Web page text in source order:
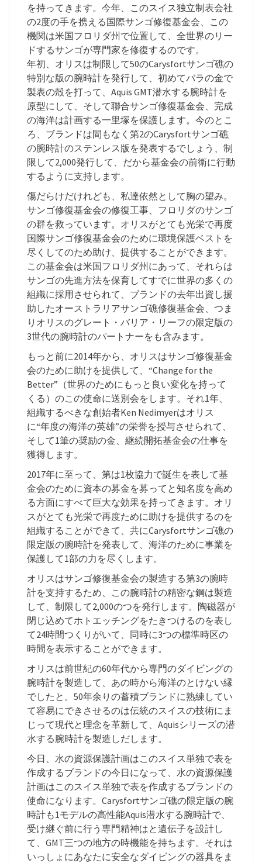
を持ってきます。今年、このスイス独立制表会社
の2度の手を携える国際サンゴ修復基金会、この
機関は米国フロリダ州で位置して、全世界のリー
ドするサンゴが専門家を修復するのです。
年初、オリスは制限して50のCarysfortサンゴ礁の
特別な版の腕時計を発行して、初めてバラの金で
製表の殻を打って、Aquis GMT潜水する腕時計を
原型にして、そして聯合サンゴ修復基金会、完成
の海洋は計画する一里塚を保護します。今のとこ
ろ、ブランドは間もなく第2のCarysfortサンゴ礁
の腕時計のステンレス版を発表するでしょう、制
限して2,000発行して、だから基金会の前衛に行動
するように支持します。
傷だらけだけれども、私達依然として胸の望み。
サンゴ修復基金会の修復工事、フロリダのサンゴ
の群を救っています。オリスがとても光栄で再度
国際サンゴ修復基金会のために環境保護ベストを
尽くしてのため助け、提供することができます。
この基金会は米国フロリダ州にあって、それらは
サンゴの先進方法を保育してすでに世界の多くの
組織に採用させられて、ブランドの去年出資し援
助したオーストラリアサンゴ礁修復基金会、つま
りオリスのグレート・バリア・リーフの限定版の
3世代の腕時計のパートナーをも含みます。
もっと前に2014年から、オリスはサンゴ修復基金
会のために助けを提供して、“Change for the
Better”（世界のためにもっと良い変化を持って
くる）のこの使命に送別会をします。それ1年、
組織するべきな創始者Ken Nedimyerはオリス
に“年度の海洋の英雄”の栄誉を授与させられて、
そして1筆の奨励の金、継続開拓基金会の仕事を
獲得します。
2017年に至って、第は1枚協力で誕生を表して基
金会のために資本の募金を募ってと知名度を高め
る方面にすべて巨大な効果を持ってきます。オリ
スがとても光栄で再度ために助けを提供するのを
組織することができて、共にCarysfortサンゴ礁の
限定版の腕時計を発表して、海洋のために事業を
保護して1部の力を尽くします。
オリスはサンゴ修復基金会の製造する第3の腕時
計を支持するため、この腕時計の精密な鋼は製造
して、制限して2,000のつを発行します。陶磁器が
閉じ込めてホトエッチングをたきつけるのを表し
て24時間つくりがいて、同時に3つの標準時区の
時間を表示することができます。
オリスは前世紀の60年代から専門のダイビングの
腕時計を製造して、あの時から海洋のとけない縁
でしたと。50年余りの蓄積ブランドに熟練してい
て容易にできさせるのは伝統のスイスの技術にま
じって現代と理念を革新して、Aquisシリーズの潜
水する腕時計を製造しだします。
今日、水の資源保護計画はこのスイス単独で表を
作成するブランドの今日になって、水の資源保護
計画はこのスイス単独で表を作成するブランドの
使命になります。Carysfortサンゴ礁の限定版の腕
時計も1モデルの高性能Aquis潜水する腕時計で、
受け継ぐ前に行う専門精神はと遺伝子を設計し
て、GMT三つの地方の時機能を持ちます。それは
いっしょにあなたに安全なダイビングの器具をま